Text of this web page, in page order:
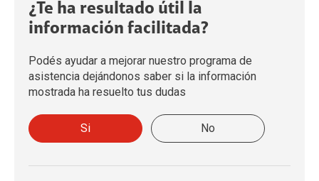
¿Te ha resultado útil la
información facilitada?
Podés ayudar a mejorar nuestro programa de
asistencia dejándonos saber si la información
mostrada ha resuelto tus dudas
Si No